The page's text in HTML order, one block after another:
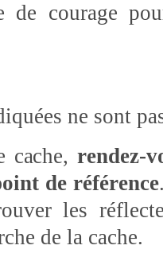
de courage
ne sont
cache, rendez-
de référence
les
de la cache.